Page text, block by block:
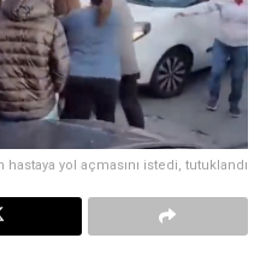
yol açmasını istedi, tutuklandı